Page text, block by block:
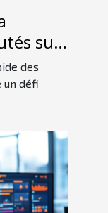
sur
des
défi